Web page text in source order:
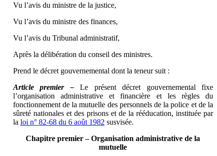
Vu l’avis du ministre de la justice,
Vu l’avis du ministre des finances,
Vu l’avis du Tribunal administratif,
Après la délibération du conseil des ministres.
Prend le décret gouvernemental dont la teneur suit :
Article premier –Le présent décret gouvernemental fixe
l’organisation administrative et financière et les règles du
fonctionnement de la mutuelle des personnels de la police et de la
sûreté nationales et des prisons et de la rééducation, instituée par
la loi n° 82-68 du 6 août 1982 susvisée.
Chapitre premier – Organisation administrative de la
mutuelle